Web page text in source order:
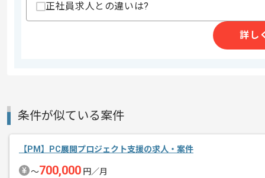
エージェントからのコ
企業のマーケティング支援を行っている
正社員求人との違いは?
詳し
条件が似ている案件
【PM】PC展開プロジェクト支援の求人・案件
〜700,000 円／月